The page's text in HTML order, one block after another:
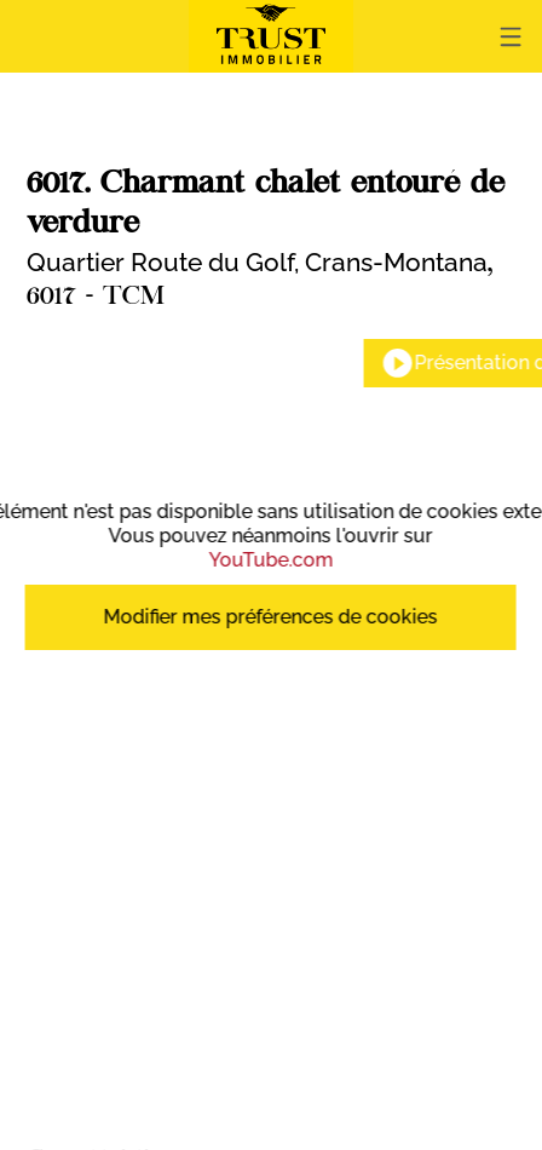
6017. Charmant chalet entouré de
verdure
Quartier Route du Golf,Crans-Montana,
6017 - TCM
Présentation
n'est pas disponible sans utilisation de cookies
Vous pouvez néanmoins l'ouvrir sur
YouTube.com
Modifier mes préférences de cookies